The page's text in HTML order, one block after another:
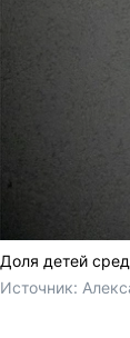
Доля детей
Источник: